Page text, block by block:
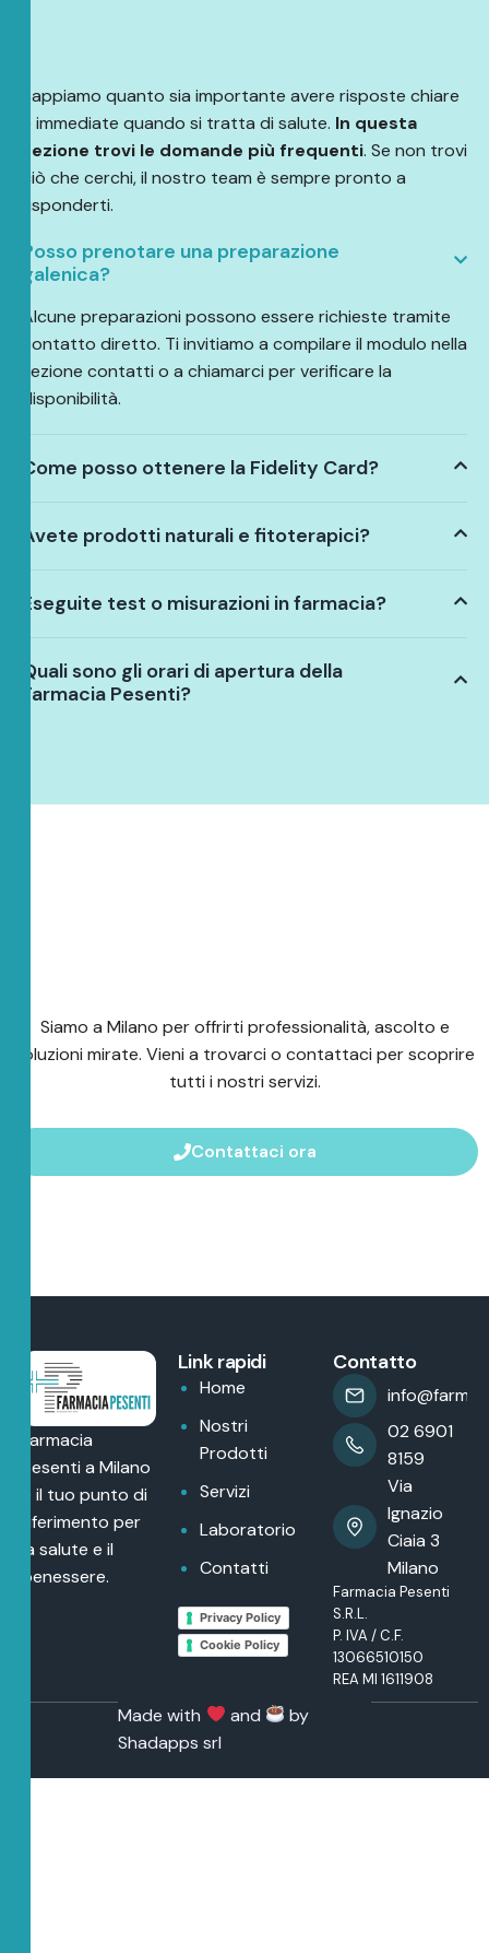
Sappiamo quanto sia importante avere risposte chiare
e immediate quando si tratta di salute. In questa
sezione trovi le domande più frequenti. Se non trovi
ciò che cerchi, il nostro team è sempre pronto a
risponderti.
Posso prenotare una preparazione
galenica?
Alcune preparazioni possono essere richieste tramite
contatto diretto. Ti invitiamo a compilare il modulo nella
sezione contatti o a chiamarci per verificare la
disponibilità.
Come posso ottenere la Fidelity Card?
Avete prodotti naturali e fitoterapici?
Eseguite test o misurazioni in farmacia?
Quali sono gli orari di apertura della
Farmacia Pesenti?
Siamo a Milano per offrirti professionalità, ascolto e
soluzioni mirate. Vieni a trovarci o contattaci per scoprire
tutti i nostri servizi.
Contattaci ora
Farmacia
Pesenti a Milano
è il tuo punto di
riferimento per
la salute e il
benessere.
Link rapidi
Home
Nostri
Prodotti
Servizi
Laboratorio
Contatti
Privacy Policy
Cookie Policy
Contatto
02 6901
8159
Via
Ignazio
Ciaia 3
Milano
Farmacia Pesenti
S.R.L.
P. IVA / C.F.
13066510150
REA MI 1611908
Made with and
by
Shadapps srl